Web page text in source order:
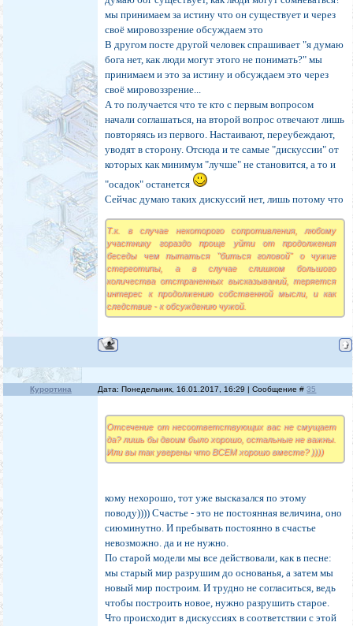
мы принимаем за истину что он существует и через
своё мировоззрение обсуждаем это
В другом посте другой человек спрашивает "я думаю
бога нет, как люди могут этого не понимать?" мы
принимаем и это за истину и обсуждаем это через
своё мировоззрение...
А то получается что те кто с первым вопросом
начали соглашаться, на второй вопрос отвечают лишь
повторяясь из первого. Настаивают, переубеждают,
уводят в сторону. Отсюда и те самые "дискуссии" от
которых как минимум "лучше" не становится, а то и
"осадок" останется
Сейчас думаю таких дискуссий нет, лишь потому что
Т.к. в случае некоторого сопротивления, любому
участнику гораздо проще уйти от продолжения
беседы чем пытаться "биться головой" о чужие
стереотипы, а в случае слишком большого
количества отстраненных высказываний, теряется
интерес к продолжению собственной мысли, и как
следствие - к обсуждению чужой.
Курортина Дата: Понедельник, 16.01.2017, 16:29 | Сообщение #35
Отсечение от несоответствующих вас не смущает
да? лишь бы двоим было хорошо, остальные не важны.
Или вы так уверены что ВСЕМ хорошо вместе? ))))
кому нехорошо, тот уже высказался по этому
поводу)))) Счастье - это не постоянная величина, оно
сиюминутно. И пребывать постоянно в счастье
невозможно. да и не нужно.
По старой модели мы все действовали, как в песне:
мы старый мир разрушим до основанья, а затем мы
новый мир построим. И трудно не согласиться, ведь
чтобы построить новое, нужно разрушить старое.
Что происходит в дискуссиях в соответствии с этой